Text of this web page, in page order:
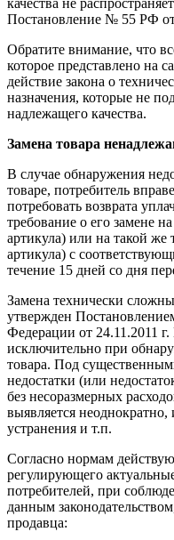
качества не
Постановление № 55 РФ от
Обратите внимание, что
которое представлено на
действие закона о
назначения, которые не
надлежащего качества.
Замена товара
В случае обнаружения
товаре, потребитель
потребовать возврата
требование о его замене
артикула) или на такой же
артикула) с
течение 15 дней со дня
Замена технически
утвержден
Федерации от 24.11.2011
исключительно при
товара. Под
недостатки (или
без несоразмерных
выявляется неоднократно,
устранения и т.п.
Согласно нормам
регулирующего
потребителей, при
данным
продавца: